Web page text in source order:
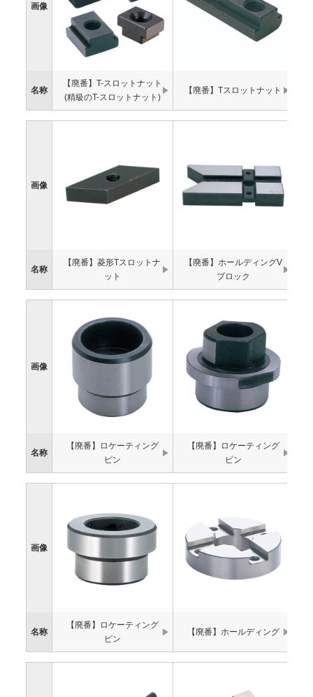
画像
名称
【廃番】T-スロットナット
(精級のT-スロットナット)
【廃番】Tスロットナット
画像
名称
【廃番】菱形Tスロットナ
ット
【廃番】ホールディングV
ブロック
画像
名称
【廃番】ロケーティング
ピン
【廃番】ロケーティング
ピン
画像
名称
【廃番】ロケーティング
ピン
【廃番】ホールディング